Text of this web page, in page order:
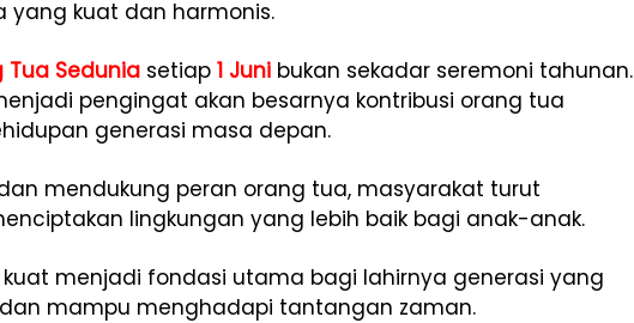
yang kuat dan harmonis.
Tua Sedunia setiap 1 Juni bukan sekadar seremoni tahunan.
pengingat akan besarnya kontribusi orang tua
generasi masa depan.
mendukung peran orang tua, masyarakat turut
lingkungan yang lebih baik bagi anak-anak.
kuat menjadi fondasi utama bagi lahirnya generasi yang
mampu menghadapi tantangan zaman.